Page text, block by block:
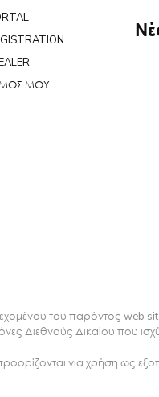
ΜΟΥ
του παρόντος web
Διεθνούς Δικαίου που
για χρήση ως
Πάρης
Σύμβουλος Soundz ·